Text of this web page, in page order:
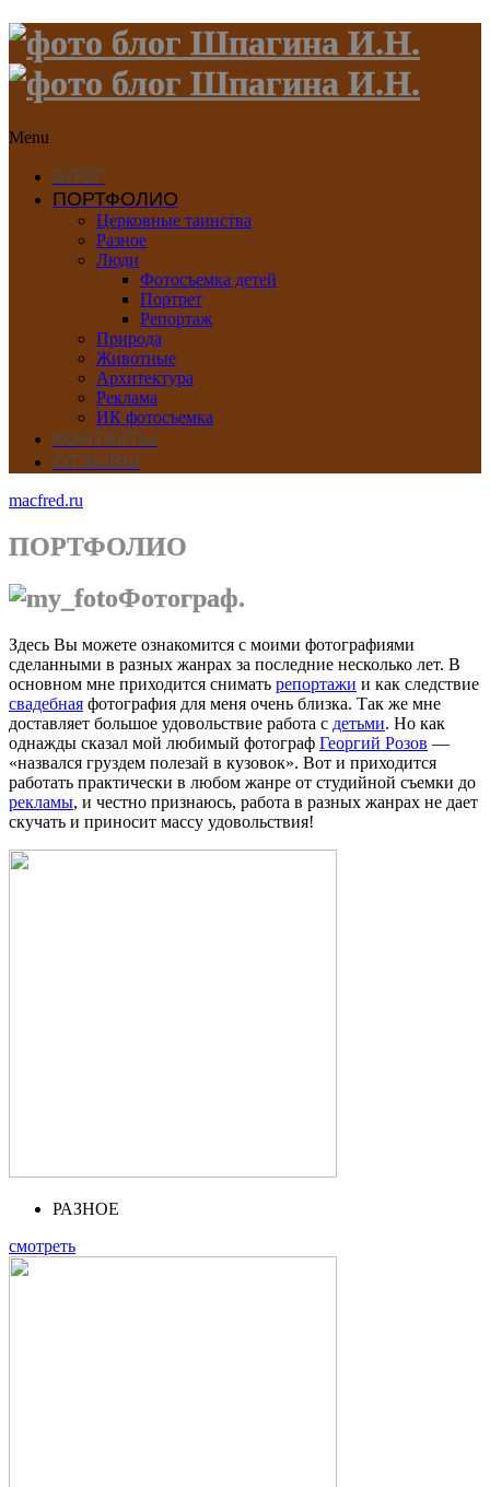
Menu
БЛОГ
ПОРТФОЛИО
Церковные таинства
Разное
Люди
Фотосъемка детей
Портрет
Репортаж
Природа
Животные
Архитектура
Реклама
ИК фотосъемка
КОНТАКТЫ
ОТЗЫВЫ
macfred.ru
ПОРТФОЛИО
Фотограф.
Здесь Вы можете ознакомится с моими фотографиями
сделанными в разных жанрах за последние несколько лет. В
основном мне приходится снимать репортажи и как следствие
свадебная фотография для меня очень близка. Так же мне
доставляет большое удовольствие работа с детьми. Но как
однажды сказал мой любимый фотограф Георгий Розов —
«назвался груздем полезай в кузовок». Вот и приходится
работать практически в любом жанре от студийной съемки до
рекламы, и честно признаюсь, работа в разных жанрах не дает
скучать и приносит массу удовольствия!
РАЗНОЕ
смотреть